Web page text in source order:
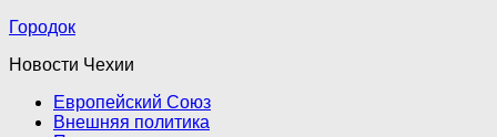
Городок
Новости Чехии
Европейский Союз
Внешняя политика